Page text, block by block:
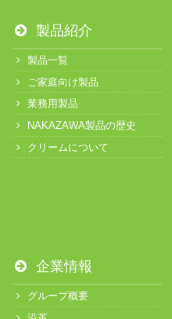
製品紹介
製品一覧
ご家庭向け製品
業務用製品
NAKAZAWA製品の歴史
クリームについて
企業情報
グループ概要